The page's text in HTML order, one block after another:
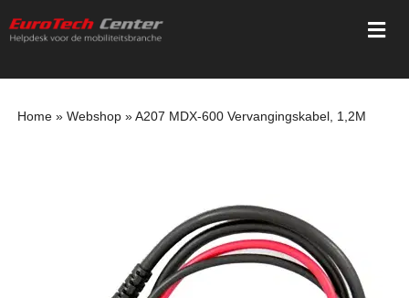
naar
Home» Webshop»A207 MDX-600 Vervangingskabel, 1,2M